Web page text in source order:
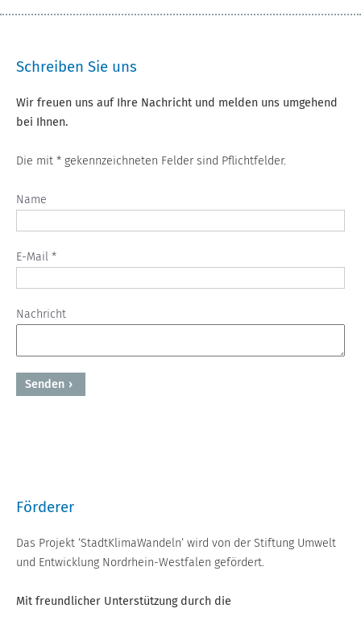
Schreiben Sie uns
Wir freuen uns auf Ihre Nachricht und melden uns umgehend
bei Ihnen.
Die mit * gekennzeichneten Felder sind Pflichtfelder.
Name
E-Mail *
Nachricht
Senden
Förderer
Das Projekt ’StadtKlimaWandeln’ wird von der Stiftung Umwelt
und Entwicklung Nordrhein-Westfalen gefördert.
Mit freundlicher Unterstützung durch die